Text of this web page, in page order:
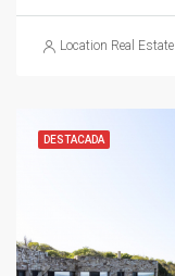
Location Real Estate
DESTACADA